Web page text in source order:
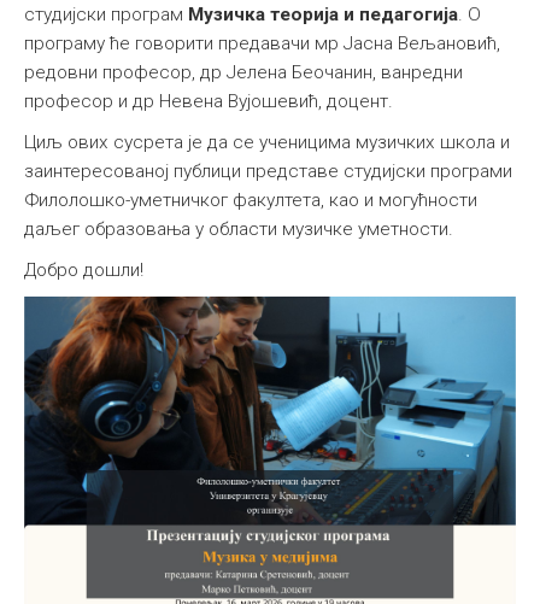
студијски програм Музичка теорија и педагогија. О
програму ће говорити предавачи мр Јасна Вељановић,
редовни професор, др Јелена Беочанин, ванредни
професор и др Невена Вујошевић, доцент.
Циљ ових сусрета је да се ученицима музичких школа и
заинтересованој публици представе студијски програми
Филолошко-уметничког факултета, као и могућности
даљег образовања у области музичке уметности.
Добро дошли!